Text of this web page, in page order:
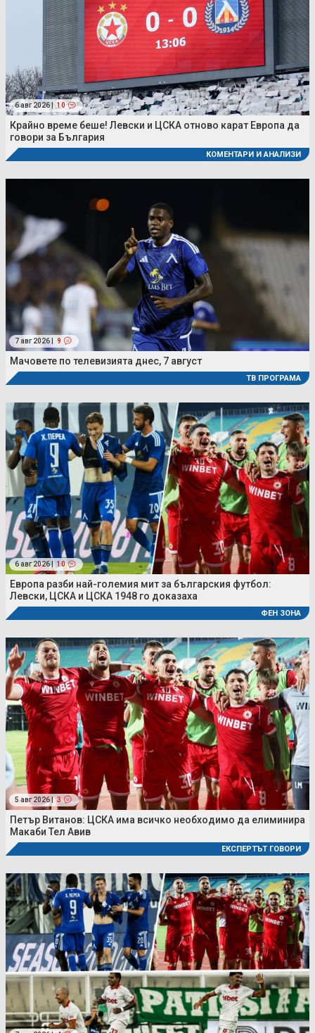
6 авг 2026 | 10
Крайно време беше! Левски и ЦСКА отново карат Европа да
говори за България
КОМЕНТАРИ И АНАЛИЗИ
7 авг 2026 | 9
Мачовете по телевизията днес, 7 август
ТВ ПРОГРАМА
6 авг 2026 | 10
Европа разби най-големия мит за българския футбол:
Левски, ЦСКА и ЦСКА 1948 го доказаха
ФЕН ЗОНА
5 авг 2026 | 3
Петър Витанов: ЦСКА има всичко необходимо да елиминира
Макаби Тел Авив
ЕКСПЕРТЪТ ГОВОРИ